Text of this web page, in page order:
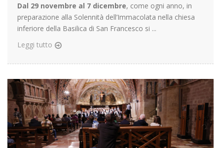
Dal 29 novembre al 7 dicembre, come ogni anno, in
preparazione alla Solennità dell’Immacolata nella chiesa
inferiore della Basilica di San Francesco si ...
Leggi tutto